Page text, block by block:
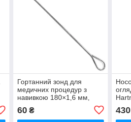
Гортанний зонд для
медичних процедур з
навивкою 180×1,6 мм,
60₴ 430